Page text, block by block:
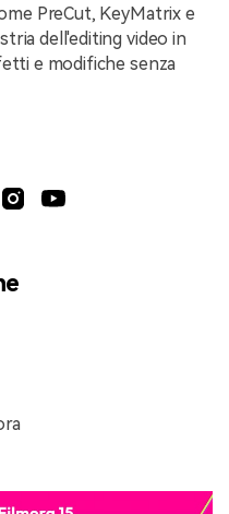
PreCut, KeyMatrix e
dell'editing video in
e modifiche senza